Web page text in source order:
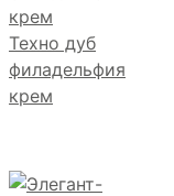
Техно дуб
филадельфия
крем